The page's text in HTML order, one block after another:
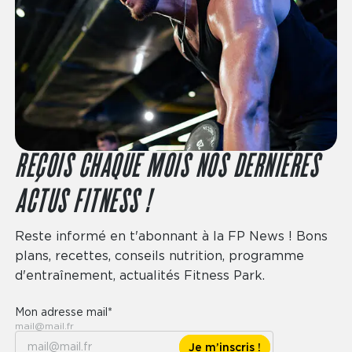
REÇOIS CHAQUE MOIS NOS DERNIÈRES
ACTUS FITNESS !
Reste informé en t'abonnant à la FP News ! Bons
plans, recettes, conseils nutrition, programme
d'entraînement, actualités Fitness Park.
Mon adresse mail*
mail@mail.fr